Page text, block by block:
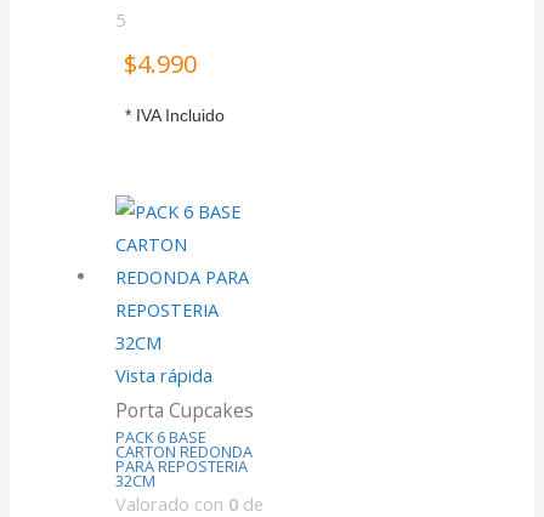
5
$4.990
* IVA Incluido
Vista rápida
Porta Cupcakes
PACK 6 BASE
CARTON REDONDA
PARA REPOSTERIA
32CM
Valorado con 0 de